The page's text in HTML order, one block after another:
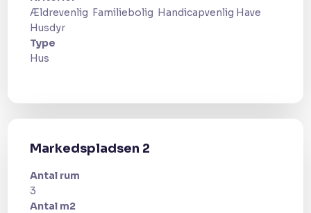
Ældrevenlig ​ Familiebolig ​ Handicapvenlig Have ​
Husdyr​
Type
​Hus
Markedspladsen 2
Antal rum
3
Antal m2